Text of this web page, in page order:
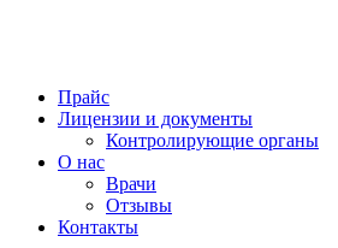
Прайс
Лицензии и документы
Контролирующие органы
О нас
Врачи
Отзывы
Контакты